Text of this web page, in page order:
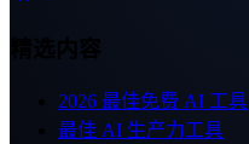
精选内容
2026 最佳免费 AI 工具
最佳 AI 生产力工具